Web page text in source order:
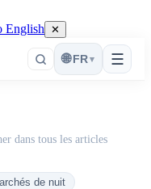
English ✕
☰
🌐 FR ▾
dans tous les articles
de nuit